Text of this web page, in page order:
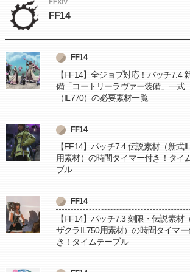
FFXIV
FF14
FF14
【FF14】全ジョブ対応！パッチ7.4
備「コートリーラヴァー装備」一式
（IL770）の必要素材一覧
FF14
【FF14】パッチ7.4 伝説素材（新式
用素材）の時間タイマー付き！タイ
ブル
FF14
【FF14】パッチ7.3 刻限・伝説素材
ザクラIL750用素材）の時間タイマー
き！タイムテーブル